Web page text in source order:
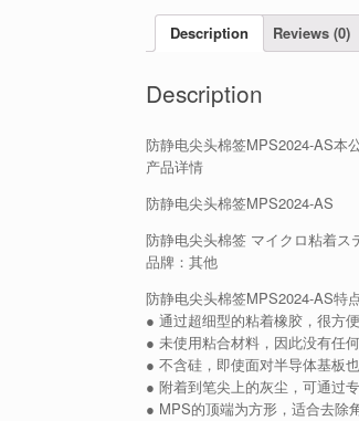
Description Reviews (0)
Description
防静电尖头棉签MPS2024-AS本
产品详情
防静电尖头棉签MPS2024-AS
防静电尖头棉签 マイクロ粘着ス
品牌：其他
防静电尖头棉签MPS2024-AS特
● 通过超细型的粘着橡胶，很方
● 未使用粘合材料，因此没有任何
● 不含硅，即使面对半导体基板也
● 附着到笔尖上的灰尘，可通过
● MPS的顶端为方形，适合去除